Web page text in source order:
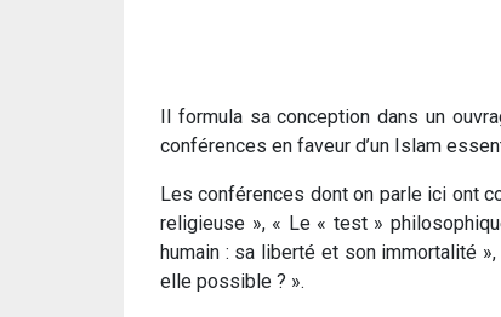
Il formula sa conception dans un
conférences en faveur d’un Islam
Les conférences dont on parle ici ont
religieuse », « Le « test »
humain : sa liberté et son immortalité
elle possible ? ».